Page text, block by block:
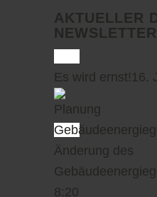
AKTUELLER
NEWSLETTER
Es wird ernst! 16.
Änderung des
8:20